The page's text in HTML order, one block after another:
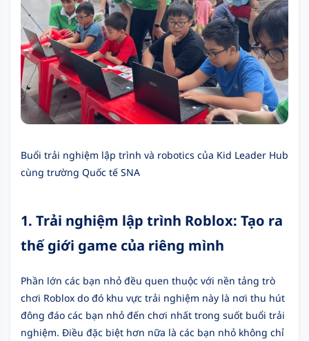
Buổi trải nghiệm lập trình và robotics của Kid Leader Hub
cùng trường Quốc tế SNA
1. Trải nghiệm lập trình Roblox: Tạo ra
thế giới game của riêng mình
Phần lớn các bạn nhỏ đều quen thuộc với nền tảng trò
chơi Roblox do đó khu vực trải nghiệm này là nơi thu hút
đông đáo các bạn nhỏ đến chơi nhất trong suốt buổi trải
nghiệm. Điều đặc biệt hơn nữa là các bạn nhỏ không chỉ